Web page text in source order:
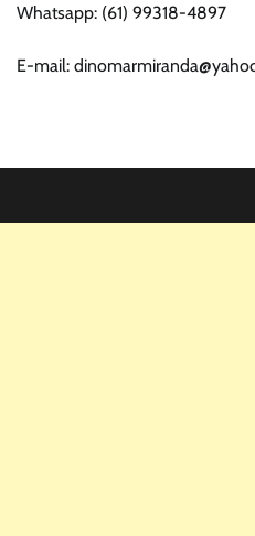
Whatsapp: (61) 99318-4897
E-mail: